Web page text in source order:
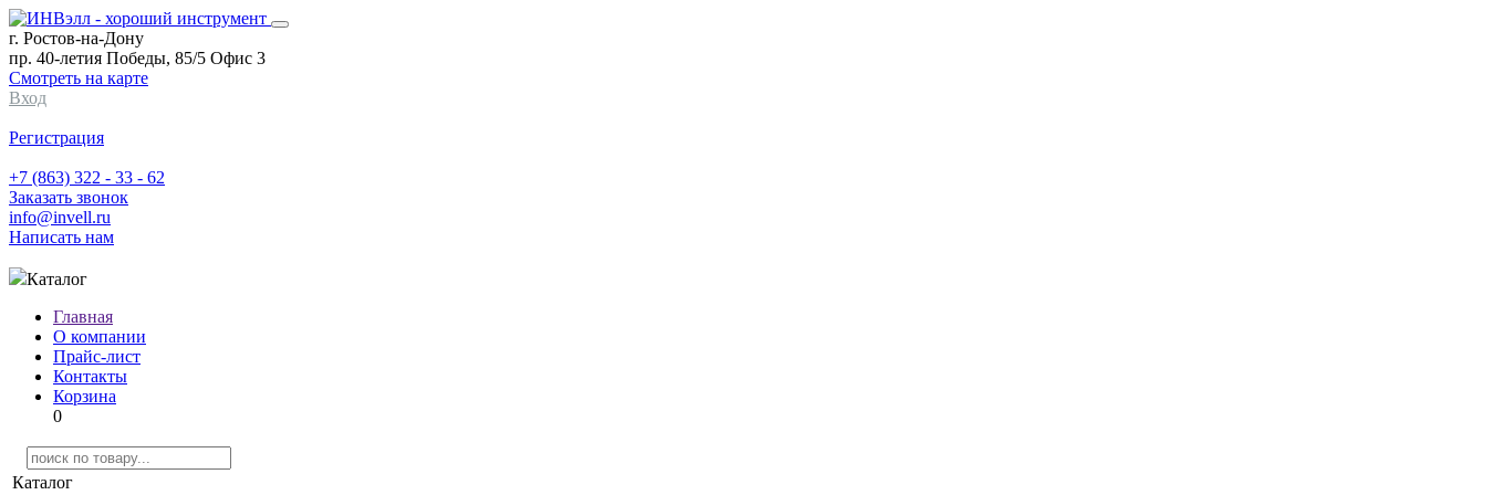
г. Ростов-на-Дону
пр. 40-летия Победы, 85/5 Офис 3
Смотреть на карте
Вход
Регистрация
+7 (863) 322 - 33 - 62
Заказать звонок
info@invell.ru
Написать нам
Каталог
Главная
О компании
Прайс-лист
Контакты
Корзина
0
Каталог